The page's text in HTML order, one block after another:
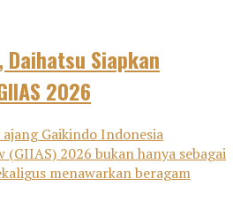
Siapkan
2026
Gaikindo Indonesia
2026 bukan hanya sebagai
menawarkan beragam